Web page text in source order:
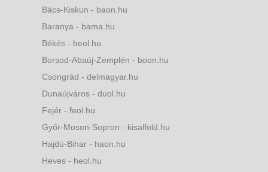
Bács-Kiskun - baon.hu
Baranya - bama.hu
Békés - beol.hu
Borsod-Abaúj-Zemplén - boon.hu
Csongrád - delmagyar.hu
Dunaújváros - duol.hu
Fejér - feol.hu
Győr-Moson-Sopron - kisalfold.hu
Hajdú-Bihar - haon.hu
Heves - heol.hu